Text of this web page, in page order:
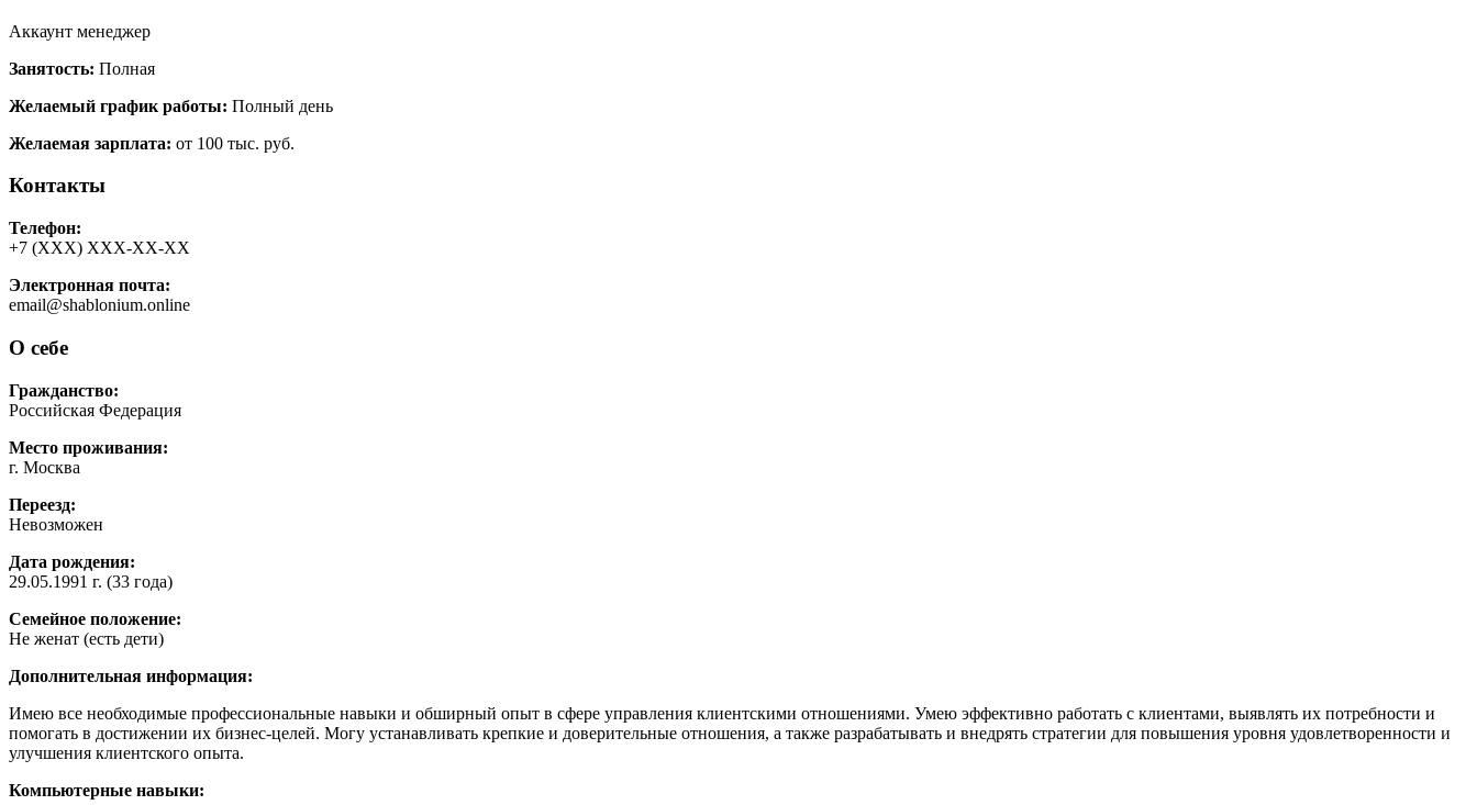
Аккаунт менеджер
Занятость: Полная
Желаемый график работы: Полный день
Желаемая зарплата: от 100 тыс. руб.
Контакты
Телефон:
+7 (ХХХ) ХХХ-ХХ-ХХ
Электронная почта:
email@shablonium.online
О себе
Гражданство:
Российская Федерация
Место проживания:
г. Москва
Переезд:
Невозможен
Дата рождения:
29.05.1991 г. (33 года)
Семейное положение:
Не женат (есть дети)
Дополнительная информация:
Имею все необходимые профессиональные навыки и обширный опыт в сфере управления клиентскими отношениями. Умею эффективно работать с клиентами, выявлять их потребности и
помогать в достижении их бизнес-целей. Могу устанавливать крепкие и доверительные отношения, а также разрабатывать и внедрять стратегии для повышения уровня удовлетворенности и
улучшения клиентского опыта.
Компьютерные навыки: